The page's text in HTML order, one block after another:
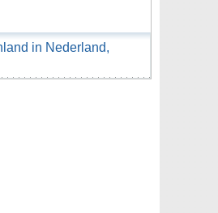
in Nederland,